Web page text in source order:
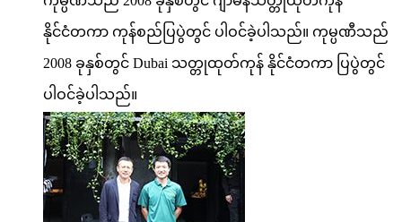
နိုင်ငံတကာ ကုန်စည်ပြပွဲတွင် ပါဝင်ခဲ့ပါသည်။ ကုမ္ပဏီသည်
2008 ခုနှစ်တွင် Dubai သတ္တုထုတ်ကုန် နိုင်ငံတကာ ပြပွဲတွင်
ပါဝင်ခဲ့ပါသည်။